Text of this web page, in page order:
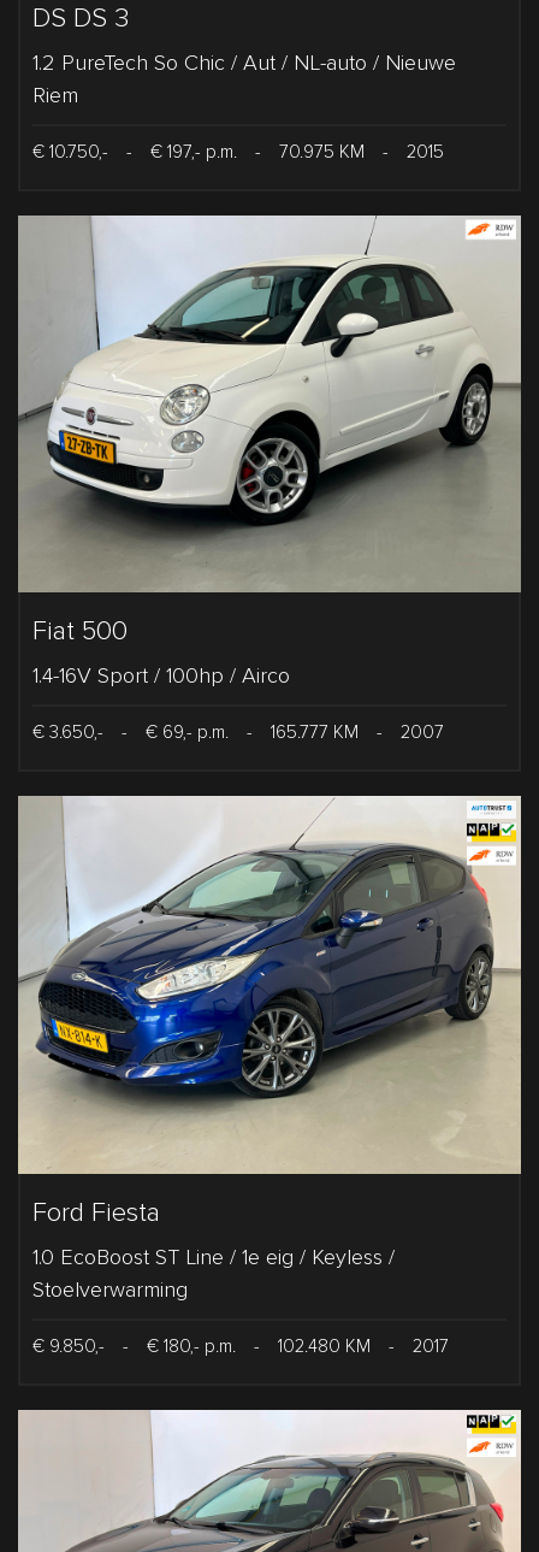
DS DS 3
1.2 PureTech So Chic / Aut / NL-auto / Nieuwe
Riem
€ 10.750,- - € 197,- p.m. - 70.975 KM - 2015
Fiat 500
1.4-16V Sport / 100hp / Airco
€ 3.650,- - € 69,- p.m. - 165.777 KM - 2007
Ford Fiesta
1.0 EcoBoost ST Line / 1e eig / Keyless /
Stoelverwarming
€ 9.850,- - € 180,- p.m. - 102.480 KM - 2017